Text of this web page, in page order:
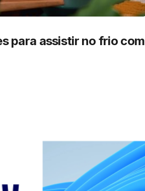
para assistir no frio com